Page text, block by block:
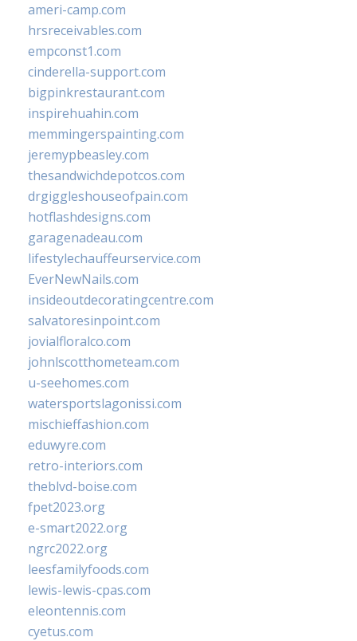
ameri-camp.com
hrsreceivables.com
empconst1.com
cinderella-support.com
bigpinkrestaurant.com
inspirehuahin.com
memmingerspainting.com
jeremypbeasley.com
thesandwichdepotcos.com
drgiggleshouseofpain.com
hotflashdesigns.com
garagenadeau.com
lifestylechauffeurservice.com
EverNewNails.com
insideoutdecoratingcentre.com
salvatoresinpoint.com
jovialfloralco.com
johnlscotthometeam.com
u-seehomes.com
watersportslagonissi.com
mischieffashion.com
eduwyre.com
retro-interiors.com
theblvd-boise.com
fpet2023.org
e-smart2022.org
ngrc2022.org
leesfamilyfoods.com
lewis-lewis-cpas.com
eleontennis.com
cyetus.com